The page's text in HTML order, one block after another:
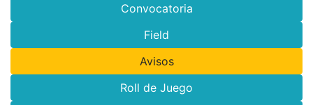
Convocatoria
Field
Avisos
Roll de Juego